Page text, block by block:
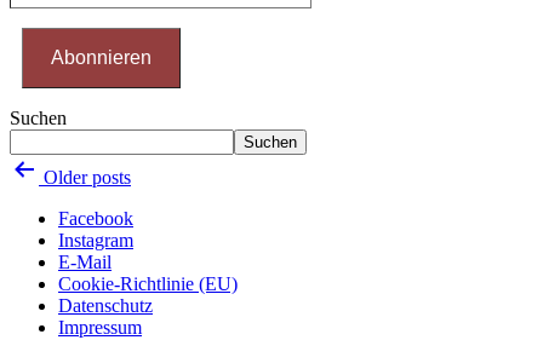
Abonnieren
Suchen
Suchen
Posts
navigation
Older posts
Facebook
Instagram
E-Mail
Cookie-Richtlinie (EU)
Datenschutz
Impressum